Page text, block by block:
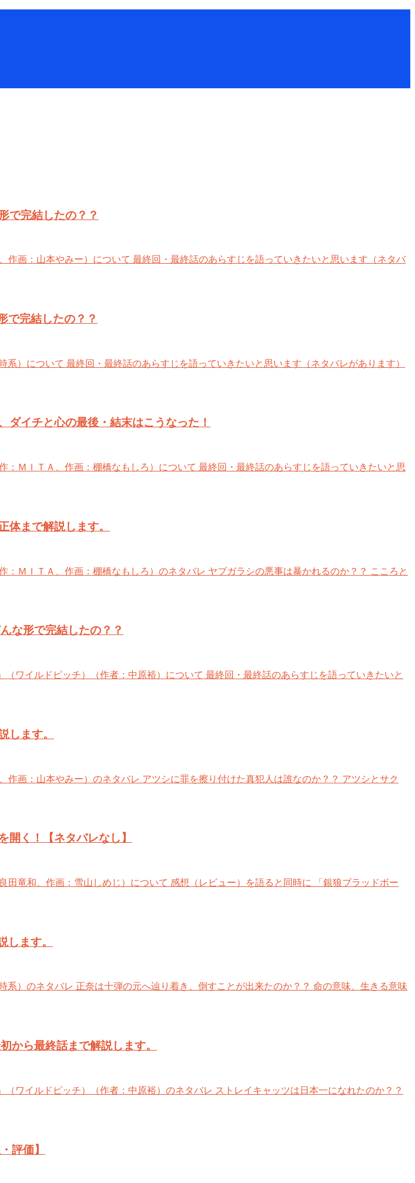
で完結したの？？
画：山本やみー）について 最終回・最終話のあらすじを語っていきたいと思います（ネタバ
で完結したの？？
）について 最終回・最終話のあらすじを語っていきたいと思います（ネタバレがあります）
ダイチと心の最後・結末はこうなった！
ＭＩＴＡ、作画：棚橋なもしろ）について 最終回・最終話のあらすじを語っていきたいと思
体まで解説します。
ＭＩＴＡ、作画：棚橋なもしろ）のネタバレ ヤブガラシの悪事は暴かれるのか？？ こころと
な形で完結したの？？
ワイルドピッチ）（作者：中原裕）について 最終回・最終話のあらすじを語っていきたいと
します。
画：山本やみー）のネタバレ アツシに罪を擦り付けた真犯人は誰なのか？？ アツシとサク
開く！【ネタバレなし】
竜和、作画：雪山しめじ）について 感想（レビュー）を語ると同時に 「銀狼ブラッドボー
ます。
）のネタバレ 正奈は十弾の元へ辿り着き、倒すことが出来たのか？？ 命の意味、生きる意味
ら最終話まで解説します。
ワイルドピッチ）（作者：中原裕）のネタバレ ストレイキャッツは日本一になれたのか？？
評価】